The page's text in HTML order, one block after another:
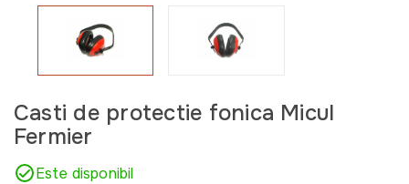
Casti de protectie fonica Micul
Fermier
Este disponibil